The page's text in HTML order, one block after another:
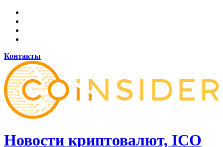
Контакты
Новости криптовалют, ICO